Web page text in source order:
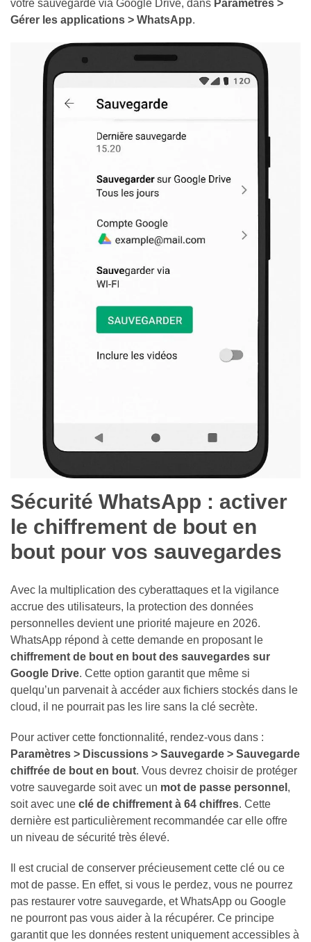
votre sauvegarde via Google Drive, dans Paramètres >
Gérer les applications > WhatsApp.
Sécurité WhatsApp : activer
le chiffrement de bout en
bout pour vos sauvegardes
Avec la multiplication des cyberattaques et la vigilance
accrue des utilisateurs, la protection des données
personnelles devient une priorité majeure en 2026.
WhatsApp répond à cette demande en proposant le
chiffrement de bout en bout des sauvegardes sur
Google Drive. Cette option garantit que même si
quelqu’un parvenait à accéder aux fichiers stockés dans le
cloud, il ne pourrait pas les lire sans la clé secrète.
Pour activer cette fonctionnalité, rendez-vous dans :
Paramètres > Discussions > Sauvegarde > Sauvegarde
chiffrée de bout en bout. Vous devrez choisir de protéger
votre sauvegarde soit avec un mot de passe personnel ,
soit avec une clé de chiffrement à 64 chiffres. Cette
dernière est particulièrement recommandée car elle offre
un niveau de sécurité très élevé.
Il est crucial de conserver précieusement cette clé ou ce
mot de passe. En effet, si vous le perdez, vous ne pourrez
pas restaurer votre sauvegarde, et WhatsApp ou Google
ne pourront pas vous aider à la récupérer. Ce principe
garantit que les données restent uniquement accessibles à